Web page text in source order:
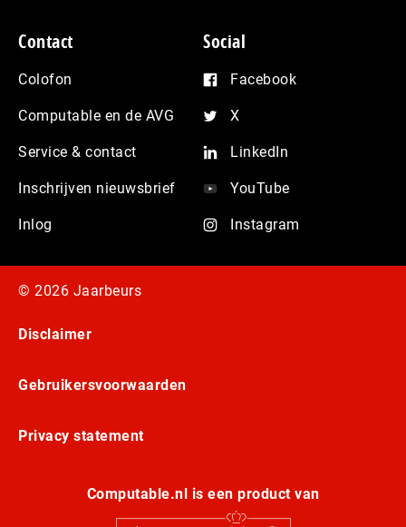
Contact
Colofon
Computable en de AVG
Service & contact
Inschrijven nieuwsbrief
Inlog
Social
Facebook
X
LinkedIn
YouTube
Instagram
© 2026 Jaarbeurs
Disclaimer
Gebruikersvoorwaarden
Privacy statement
Computable.nl is een product van